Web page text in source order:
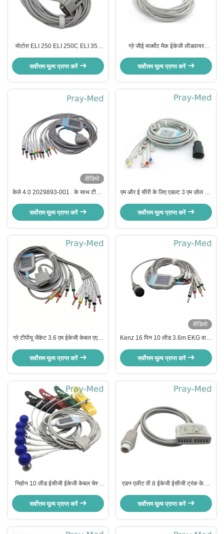
मोर्टारा ELI 250 ELI 250C ELI 350
सर्वोत्तम मूल्य प्राप्त करें
ग्रे जीई मार्क्वेट मैक ईकेजी लीडवायर
सर्वोत्तम मूल्य प्राप्त करें
वीडियो
केले 4.0 2029893-001 . के साथ टीपीयू
सर्वोत्तम मूल्य प्राप्त करें
एम और ई सीरी के लिए एडल्ट 3 एम ज़ोल 10
सर्वोत्तम मूल्य प्राप्त करें
ग्रे टीपीयू जैकेट 3.6 एम ईकेजी केबल एएचए
सर्वोत्तम मूल्य प्राप्त करें
वीडियो
Kenz 16 पिन 10 लीड 3.6m EKG वायर
63050075 PC-104
सर्वोत्तम मूल्य प्राप्त करें
निहोन 10 लीड ईसीजी ईकेजी केबल चेस्ट
सर्वोत्तम मूल्य प्राप्त करें
एडन एलीट वी 8 ईकेजी ईसीजी ट्रंक केबल
सर्वोत्तम मूल्य प्राप्त करें